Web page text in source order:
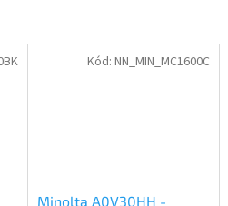
Minolta A0V30HH -
Kód: NN_MIN_MC1600C